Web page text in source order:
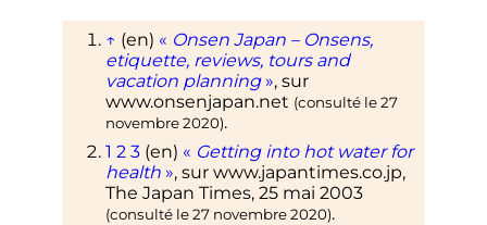
↑ (en) « Onsen Japan – Onsens,
etiquette, reviews, tours and
vacation planning », sur
www.onsenjapan.net (consulté le27
novembre 2020).
1 2 3 (en) « Getting into hot water for
health », sur www.japantimes.co.jp,
The Japan Times, 25 mai 2003
(consulté le27 novembre 2020).